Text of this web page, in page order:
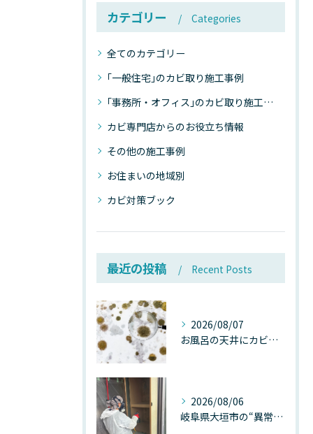
カテゴリー Categories
全てのカテゴリー
｢一般住宅｣のカビ取り施工事例
｢事務所・オフィス｣のカビ取り施工事例
カビ専門店からのお役立ち情報
その他の施工事例
お住まいの地域別
カビ対策ブック
最近の投稿 Recent Posts
2026/08/07
お風呂の天井にカビが生えたら要注意！2026年8月の猛暑・高湿度で急増する浴室カビの原因と正しい対策
2026/08/06
岐阜県大垣市の“異常に高い気温”が建物内部を腐らせる──深層カビが爆発的に増える本当の理由